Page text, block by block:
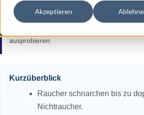
Akzeptieren
Bildungszwecke gedacht und sollen keine
medizinische Beratung ersetzen. Wenden
ausprobieren.
Kurzüberblick
Raucher schnarchen bis zu
Nichtraucher.